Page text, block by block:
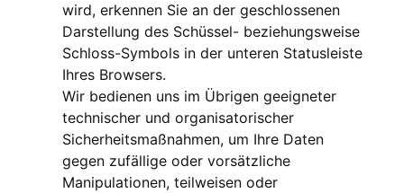
wird, erkennen Sie an der geschlossenen
Darstellung des Schüssel- beziehungsweise
Schloss-Symbols in der unteren Statusleiste
Ihres Browsers.
Wir bedienen uns im Übrigen geeigneter
technischer und organisatorischer
Sicherheitsmaßnahmen, um Ihre Daten
gegen zufällige oder vorsätzliche
Manipulationen, teilweisen oder